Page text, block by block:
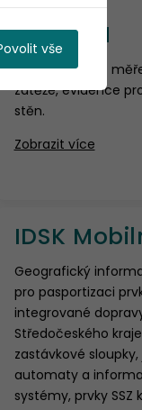
HLUKOM
Sledování míst
zátěže, evidence
stěn.
Zobrazit více
IDSK
Geografický
pro pasportizaci
integrované
Středočeského
zastávkové sloupky,
automaty a
systémy, prvky SSZ
vše